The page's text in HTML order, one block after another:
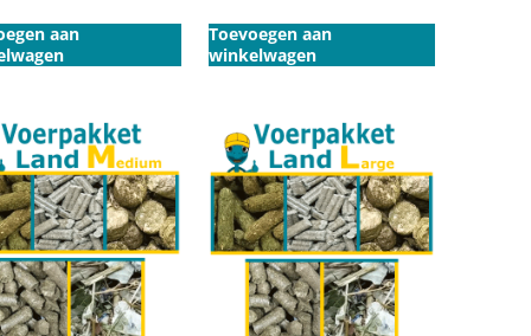
aan
Toevoegen aan
winkelwagen